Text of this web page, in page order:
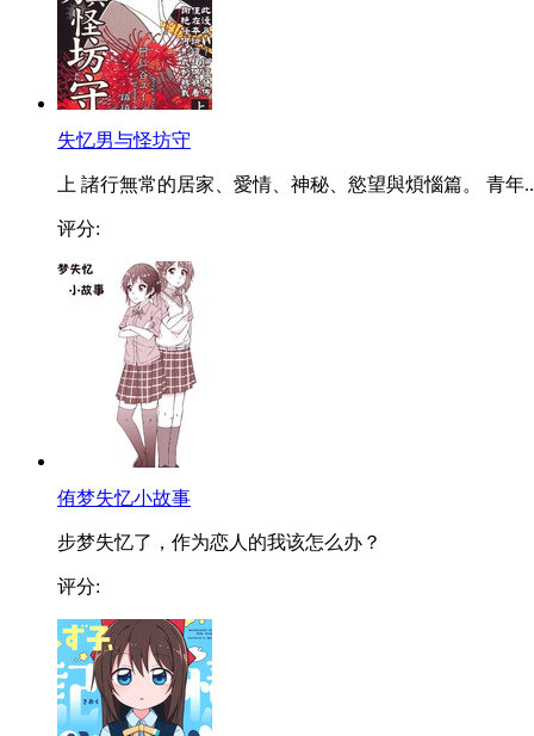
失忆男与怪坊守
上 諸行無常的居家、愛情、神秘、慾望與煩惱篇。 青年
评分:
侑梦失忆小故事
步梦失忆了，作为恋人的我该怎么办？
评分: